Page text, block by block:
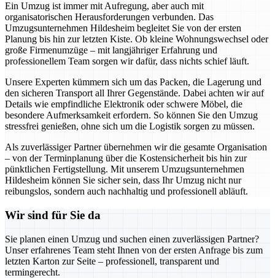
Ein Umzug ist immer mit Aufregung, aber auch mit
organisatorischen Herausforderungen verbunden. Das
Umzugsunternehmen Hildesheim begleitet Sie von der ersten
Planung bis hin zur letzten Kiste. Ob kleine Wohnungswechsel oder
große Firmenumzüge – mit langjähriger Erfahrung und
professionellem Team sorgen wir dafür, dass nichts schief läuft.
Unsere Experten kümmern sich um das Packen, die Lagerung und
den sicheren Transport all Ihrer Gegenstände. Dabei achten wir auf
Details wie empfindliche Elektronik oder schwere Möbel, die
besondere Aufmerksamkeit erfordern. So können Sie den Umzug
stressfrei genießen, ohne sich um die Logistik sorgen zu müssen.
Als zuverlässiger Partner übernehmen wir die gesamte Organisation
– von der Terminplanung über die Kostensicherheit bis hin zur
pünktlichen Fertigstellung. Mit unserem Umzugsunternehmen
Hildesheim können Sie sicher sein, dass Ihr Umzug nicht nur
reibungslos, sondern auch nachhaltig und professionell abläuft.
Wir sind für Sie da
Sie planen einen Umzug und suchen einen zuverlässigen Partner?
Unser erfahrenes Team steht Ihnen von der ersten Anfrage bis zum
letzten Karton zur Seite – professionell, transparent und
termingerecht.